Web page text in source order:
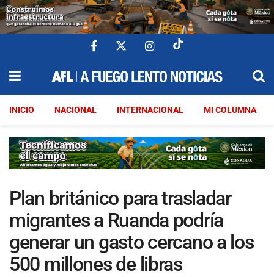
INICIO NACIONAL INTERNACIONAL MI COLUMNA
Plan británico para trasladar
migrantes a Ruanda podría
generar un gasto cercano a los
500 millones de libras